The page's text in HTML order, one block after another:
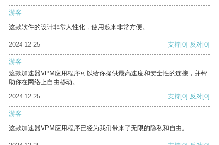
游客
这款软件的设计非常人性化，使用起来非常方便。
2024-12-25 支持[0] 反对[0]
游客
这款加速器VPM应用程序可以给你提供最高速度和安全性的连接，并帮
助你在网络上自由移动。
2024-12-25
支持[0] 反对[0]
游客
这款加速器VPM应用程序已经为我们带来了无限的隐私和自由。